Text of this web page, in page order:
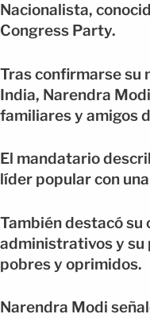
Nacionalista,
Congress Party.
Tras confirmarse su
India, Narendra
familiares y amigos
El mandatario
líder popular con
También destacó su
administrativos y su
pobres y oprimidos.
Narendra Modi